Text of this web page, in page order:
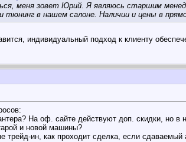
меня зовет Юрий. Я являюсь старшим
тюнинг в нашем салоне. Наличии и цены в
индивидуальный подход к клиенту
На оф. сайте действуют доп. скидки, но
и новой машины?
трейд-ин, как проходит сделка, если